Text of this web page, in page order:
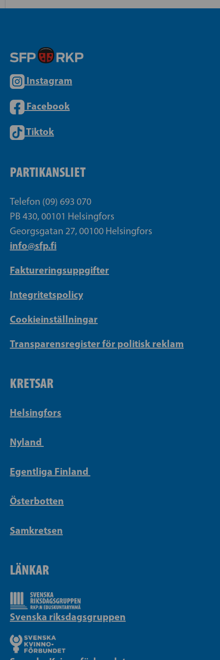
Instagram
Facebook
Tiktok
PARTIKANSLIET
Telefon (09) 693 070
PB 430, 00101 Helsingfors
Georgsgatan 27, 00100 Helsingfors
info@sfp.fi
Faktureringsuppgifter
Integritetspolicy
Cookieinställningar
Transparensregister för politisk reklam
KRETSAR
Helsingfors
Nyland
Egentliga Finland
Österbotten
Samkretsen
LÄNKAR
Svenska riksdagsgruppen